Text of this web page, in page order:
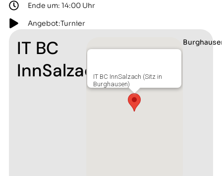
Ende um: 14:00 Uhr
Angebot:Turnier
IT BC
InnSalzachIT BC InnSalzach (Sitz in
Burghausen)